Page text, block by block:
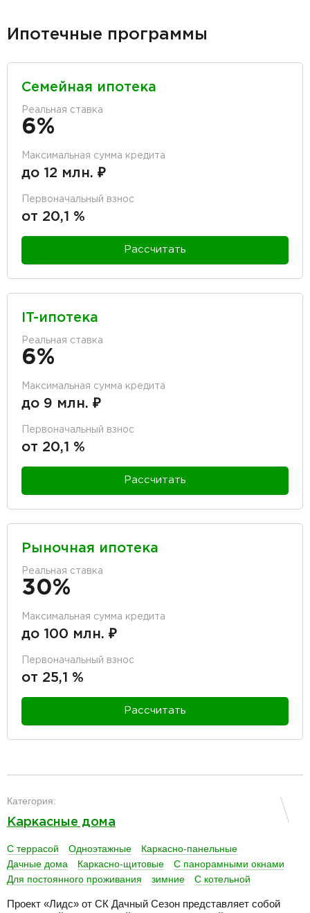
Ипотечные программы
Семейная ипотека
Реальная ставка
6%
Максимальная сумма кредита
до 12 млн. ₽
Первоначальный взнос
от 20,1 %
Рассчитать
IT-ипотека
Реальная ставка
6%
Максимальная сумма кредита
до 9 млн. ₽
Первоначальный взнос
от 20,1 %
Рассчитать
Рыночная ипотека
Реальная ставка
30%
Максимальная сумма кредита
до 100 млн. ₽
Первоначальный взнос
от 25,1 %
Рассчитать
Категория:
Каркасные дома
С террасой Одноэтажные
Каркасно-панельные
Дачные дома
Каркасно-щитовые
С панорамными окнами
Для постоянного проживания
зимние С котельной
Проект «Лидс» от СК Дачный Сезон представляет собой